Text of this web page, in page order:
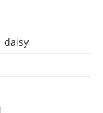
daisy